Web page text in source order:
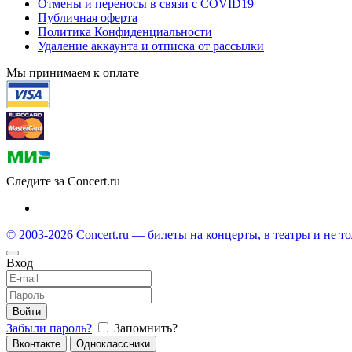
Отмены и переносы в связи с COVID19
Публичная оферта
Политика Конфиденциальности
Удаление аккаунта и отписка от рассылки
Мы принимаем к оплате
Следите за Concert.ru
© 2003-2026 Concert.ru — билеты на концерты, в театры и не
Вход
Войти
Забыли пароль? Запомнить?
Вконтакте Одноклассники